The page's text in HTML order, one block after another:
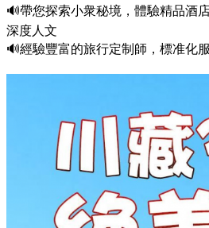
🔊帶您探索小衆秘境，體驗精品酒
深度人文
🔊經驗豐富的旅行定制師，標准化